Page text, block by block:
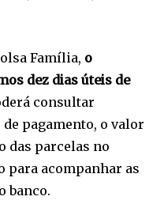
Família, o
dez dias úteis de
consultar
pagamento, o valor
das parcelas no
para acompanhar as
banco.